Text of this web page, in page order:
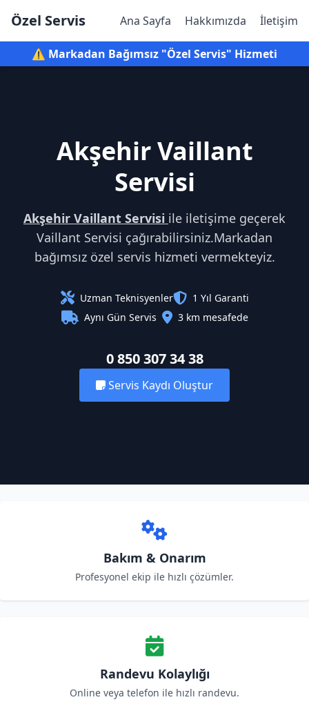
Özel Servis Ana Sayfa Hakkımızda İletişim
⚠️ Markadan Bağımsız "Özel Servis" Hizmeti
Akşehir Vaillant
Servisi
Akşehir Vaillant Servisi ile iletişime geçerek
Vaillant Servisi çağırabilirsiniz.Markadan
bağımsız özel servis hizmeti vermekteyiz.
Uzman Teknisyenler
1 Yıl Garanti
Aynı Gün Servis
3 km mesafede
0 850 307 34 38
Servis Kaydı Oluştur
Bakım & Onarım
Profesyonel ekip ile hızlı çözümler.
Randevu Kolaylığı
Online veya telefon ile hızlı randevu.